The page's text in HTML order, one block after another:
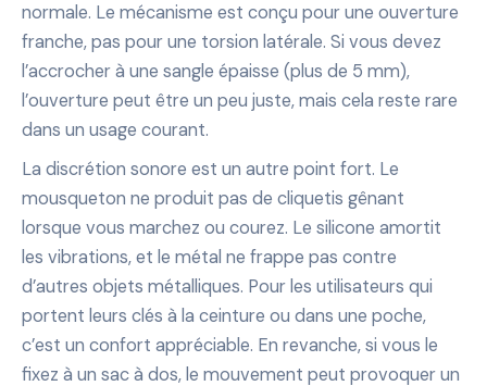
normale. Le mécanisme est conçu pour une ouverture
franche, pas pour une torsion latérale. Si vous devez
l’accrocher à une sangle épaisse (plus de 5 mm),
l’ouverture peut être un peu juste, mais cela reste rare
dans un usage courant.
La discrétion sonore est un autre point fort. Le
mousqueton ne produit pas de cliquetis gênant
lorsque vous marchez ou courez. Le silicone amortit
les vibrations, et le métal ne frappe pas contre
d’autres objets métalliques. Pour les utilisateurs qui
portent leurs clés à la ceinture ou dans une poche,
c’est un confort appréciable. En revanche, si vous le
fixez à un sac à dos, le mouvement peut provoquer un